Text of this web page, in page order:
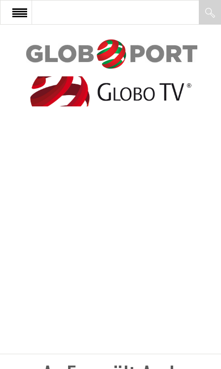
FŐOLDAL
AFRIKA